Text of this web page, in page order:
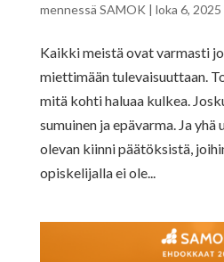
mennessä SAMOK | loka 6, 2025
Kaikki meistä ovat varmasti
miettimään tulevaisuuttaan.
mitä kohti haluaa kulkea.
sumuinen ja epävarma. Ja yhä
olevan kiinni päätöksistä,
opiskelijalla ei ole...